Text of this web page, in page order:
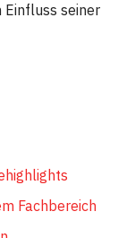
Einfluss seiner
Fachbereich